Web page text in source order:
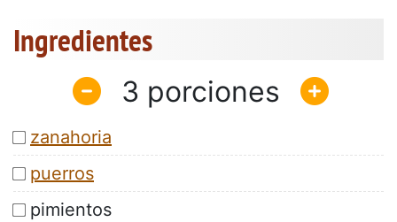
Ingredientes
3
zanahoria
puerros
pimientos